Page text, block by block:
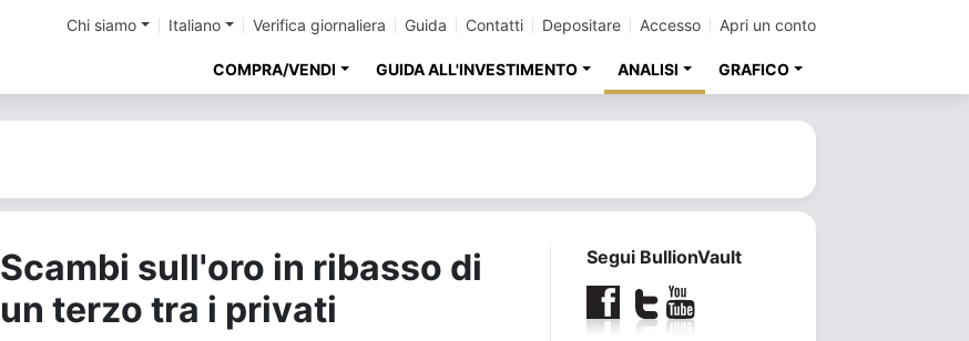
Chi siamo Italiano Verifica giornaliera Guida Contatti Depositare Accesso Apri un conto
COMPRA/VENDI GUIDA ALL'INVESTIMENTO ANALISI GRAFICO
Scambi sull'oro in ribasso di
un terzo tra i privati
Segui BullionVault